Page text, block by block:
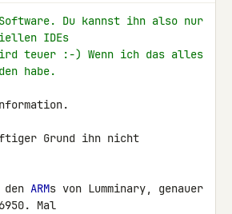
Du kannst ihn also nur
IDEs
teuer :-) Wenn ich das alles
habe.
Grund ihn nicht
ARMs von Lumminary, genauer
Mal